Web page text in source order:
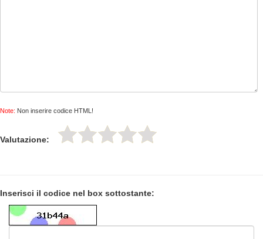
Note: Non inserire codice HTML!
Valutazione:
Inserisci il codice nel box sottostante: